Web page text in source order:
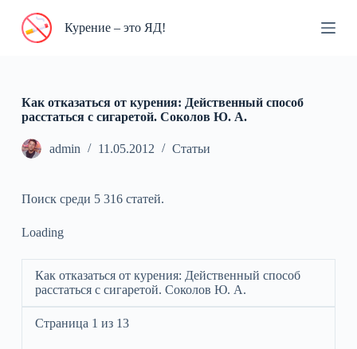
П
и
к
у
Курение – это ЯД!
Как отказаться от курения: Действенный способ
расстаться с сигаретой. Соколов Ю. А.
admin 11.05.2012 Статьи
Поиск среди 5 316 статей.
Loading
Как отказаться от курения: Действенный способ
расстаться с сигаретой. Соколов Ю. А.
Страница 1 из 13